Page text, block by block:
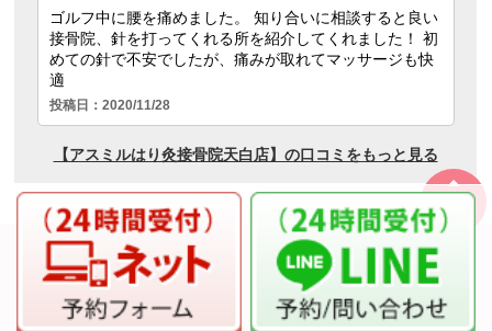
ページの
先頭へ